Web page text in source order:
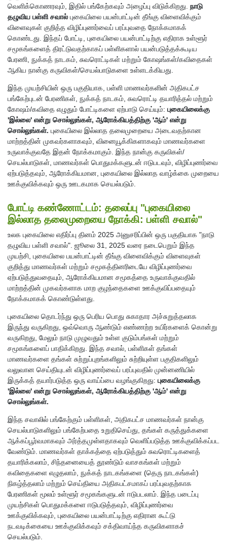
வெளிக்கொணரவும், இதில் பங்கேற்கவும் அழைப்பு விடுக்கிறது. நாடு
தழுவிய பள்ளி சவால்புகையிலை பயன்பாட்டின் தீங்கு விளைவிக்கும்
விளைவுகள் குறித்த விழிப்புணர்வைப் பரப்புவதை நோக்கமாகக்
கொண்டது. இந்தப் போட்டி, புகையிலை பயன்பாட்டிற்கு எதிராக உள்ளூர்
சமூகங்களைத் திரட்டுவதற்காகப் பள்ளிகளால் பயன்படுத்தக்கூடிய
பேரணி, நுக்கத் நாடகம், சுவரொட்டிகள் மற்றும் கோஷங்கள்/கவிதைகள்
ஆகிய நான்கு கருவிகள்/செயல்பாடுகளை உள்ளடக்கியது.
இந்த முயற்சியின் ஒரு பகுதியாக, பள்ளி மாணவர்களின் அதிகபட்ச
பங்கேற்புடன் பேரணிகள், நுக்கத் நாடகம், சுவரொட்டி தயாரித்தல் மற்றும்
கோஷம்/கவிதை எழுதும் போட்டிகளை ஏற்பாடு செய்யும்: புகையிலைக்கு
'இல்லை' என்று சொல்லுங்கள், ஆரோக்கியத்திற்கு 'ஆம்' என்று
சொல்லுங்கள். புகையிலை இல்லாத தலைமுறையை அடைவதற்கான
மாற்றத்தின் முகவர்களாகவும், வினையூக்கிகளாகவும் மாணவர்களை
உருவாக்குவதே இதன் நோக்கமாகும். இந்த நான்கு கருவிகள்/
செயல்பாடுகள், மாணவர்கள் பொதுமக்களுடன் ஈடுபடவும், விழிப்புணர்வை
ஏற்படுத்தவும், ஆரோக்கியமான, புகையிலை இல்லாத வாழ்க்கை முறையை
ஊக்குவிக்கவும் ஒரு ஊடகமாக செயல்படும்.
போட்டி கண்ணோட்டம்: தலைப்பு "புகையிலை
இல்லாத தலைமுறையை நோக்கி: பள்ளி சவால்"
உலக புகையிலை எதிர்ப்பு தினம் 2025 அனுசரிப்பின் ஒரு பகுதியாக "நாடு
தழுவிய பள்ளி சவால்". ஜூலை 31, 2025 வரை நடைபெறும் இந்த
முயற்சி, புகையிலை பயன்பாட்டின் தீங்கு விளைவிக்கும் விளைவுகள்
குறித்து மாணவர்கள் மற்றும் சமூகத்தினரிடையே விழிப்புணர்வை
ஏற்படுத்துவதையும், ஆரோக்கியமான சமூகத்தை உருவாக்குவதில்
மாற்றத்தின் முகவர்களாக மாற குழந்தைகளை ஊக்குவிப்பதையும்
நோக்கமாகக் கொண்டுள்ளது.
புகையிலை தொடர்ந்து ஒரு பெரிய பொது சுகாதார அச்சுறுத்தலாக
இருந்து வருகிறது, ஒவ்வொரு ஆண்டும் எண்ணற்ற உயிர்களைக் கொன்று
வருகிறது, மேலும் நாடு முழுவதும் உள்ள குடும்பங்கள் மற்றும்
சமூகங்களைப் பாதிக்கிறது. இந்த சவால், பள்ளிகள் தங்கள்
மாணவர்களை தங்கள் சுற்றுப்புறங்களிலும் சுற்றியுள்ள பகுதிகளிலும்
வலுவான செய்தியுடன் விழிப்புணர்வைப் பரப்புவதில் முன்னணியில்
இருக்கத் தயார்படுத்த ஒரு வாய்ப்பை வழங்குகிறது: புகையிலைக்கு
'இல்லை' என்று சொல்லுங்கள், ஆரோக்கியத்திற்கு 'ஆம்' என்று
சொல்லுங்கள்.
இந்த சவாலில் பங்கேற்கும் பள்ளிகள், அதிகபட்ச மாணவர்கள் நான்கு
செயல்பாடுகளிலும் பங்கேற்பதை உறுதிசெய்து, தங்கள் கருத்துக்களை
ஆக்கப்பூர்வமாகவும் அர்த்தமுள்ளதாகவும் வெளிப்படுத்த ஊக்குவிக்கப்பட
வேண்டும். மாணவர்கள் தாக்கத்தை ஏற்படுத்தும் சுவரொட்டிகளைத்
தயாரிக்கலாம், சிந்தனையைத் தூண்டும் வாசகங்கள் மற்றும்
கவிதைகளை எழுதலாம், நுக்கத் நாடகங்களை (தெரு நாடகங்கள்)
நிகழ்த்தலாம் மற்றும் செய்தியை அதிகபட்சமாகப் பரப்புவதற்காக
பேரணிகள் மூலம் உள்ளூர் சமூகங்களுடன் ஈடுபடலாம். இந்த படைப்பு
முயற்சிகள் பொதுமக்களை ஈடுபடுத்தவும், விழிப்புணர்வை
ஊக்குவிக்கவும், புகையிலை பயன்பாட்டிற்கு எதிரான கூட்டு
நடவடிக்கையை ஊக்குவிக்கவும் சக்திவாய்ந்த கருவிகளாகச்
செயல்படும்.